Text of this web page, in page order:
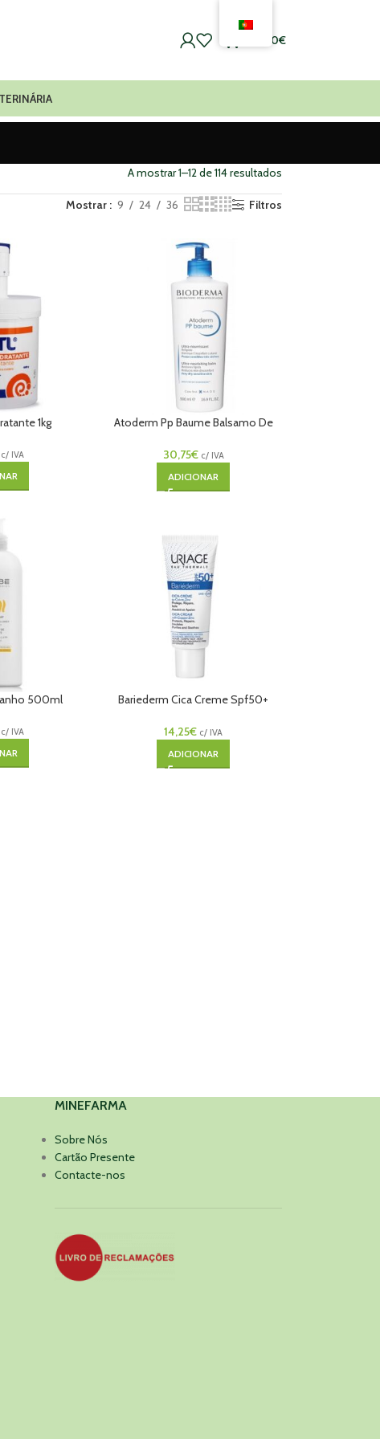
0,00€
A mostrar 1–12 de 114 resultados
Mostrar 9 24 36 Filtros
1kg
c/ IVA
Atoderm Pp Baume Balsamo De
30,75€ c/ IVA
ADICIONAR
500ml
c/ IVA
Bariederm Cica Creme Spf50+
14,25€ c/ IVA
ADICIONAR
MINEFARMA
Sobre Nós
Cartão Presente
Contacte-nos